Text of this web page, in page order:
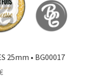
25mm • BG00017